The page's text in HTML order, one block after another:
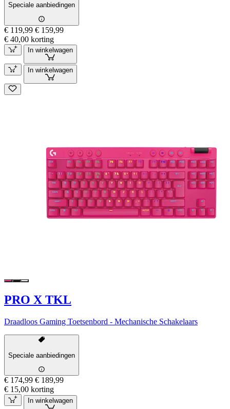
Speciale aanbiedingen
€ 119,99 € 159,99
€ 40,00 korting
In winkelwagen
In winkelwagen
PRO X TKL
Draadloos Gaming Toetsenbord - Mechanische Schakelaars
Speciale aanbiedingen
€ 174,99 € 189,99
€ 15,00 korting
In winkelwagen